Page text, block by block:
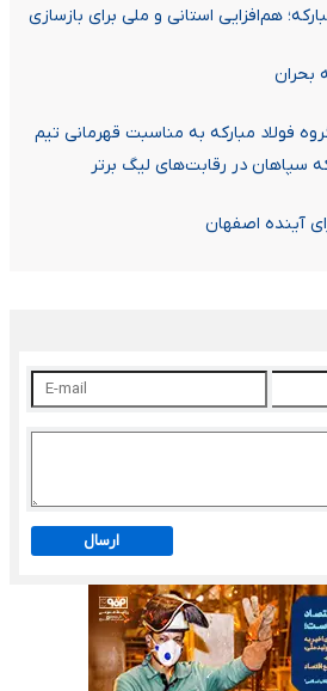
هم‌افزایی استانی و ملی برای بازسازی
بحران
فولاد مبارکه به مناسبت قهرمانی تیم
سپاهان در رقابت‌های لیگ برتر
آینده اصفهان
ارسال